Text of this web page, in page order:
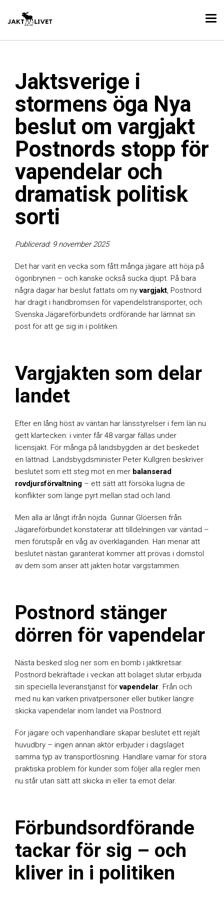
Jaktsverige i
stormens öga Nya
beslut om vargjakt
Postnords stopp för
vapendelar och
dramatisk politisk
sorti
Publicerad: 9 november 2025
Det har varit en vecka som fått många jägare att höja på
ögonbrynen – och kanske också sucka djupt. På bara
några dagar har beslut fattats om nyvargjakt, Postnord
har dragit i handbromsen för vapendelstransporter, och
Svenska Jägareförbundets ordförande har lämnat sin
post för att ge sig in i politiken.
Vargjakten som delar
landet
Efter en lång höst av väntan har länsstyrelser i fem län nu
gett klartecken: i vinter får 48 vargar fällas under
licensjakt. För många på landsbygden är det beskedet
en lättnad. Landsbygdsminister Peter Kullgren beskriver
beslutet som ett steg mot en mer balanserad
rovdjursförvaltning – ett sätt att försöka lugna de
konflikter som länge pyrt mellan stad och land.
Men alla är långt ifrån nöjda. Gunnar Glöersen från
Jägareförbundet konstaterar att tilldelningen var väntad –
men förutspår en våg av överklaganden. Han menar att
beslutet nästan garanterat kommer att prövas i domstol
av dem som anser att jakten hotar vargstammen.
Postnord stänger
dörren för vapendelar
Nästa besked slog ner som en bomb i jaktkretsar.
Postnord bekräftade i veckan att bolaget slutar erbjuda
sin speciella leveranstjänst förvapendelar. Från och
med nu kan varken privatpersoner eller butiker längre
skicka vapendelar inom landet via Postnord.
För jägare och vapenhandlare skapar beslutet ett rejält
huvudbry – ingen annan aktör erbjuder i dagsläget
samma typ av transportlösning. Handlare varnar för stora
praktiska problem för kunder som följer alla regler men
nu står utan sätt att skicka in eller ta emot delar.
Förbundsordförande
tackar för sig – och
kliver in i politiken